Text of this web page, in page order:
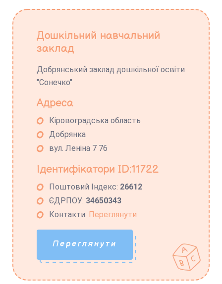
Дошкільний навчальний
заклад
Добрянський заклад дошкільної освіти
"Сонечко"
Адреса
Кіровоградська область
Добрянка
вул. Леніна 7 76
Ідентифікатори ID:11722
Поштовий Індекс: 26612
ЄДРПОУ: 34650343
Контакти: Переглянути
Переглянути